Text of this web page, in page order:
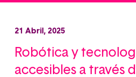
21 Abril, 2025
Robótica y
accesibles a través